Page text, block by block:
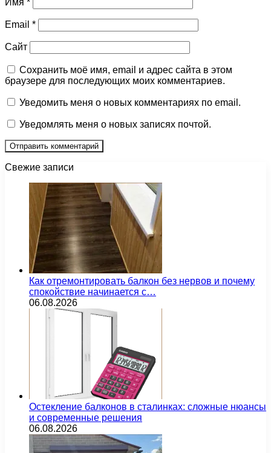
Имя *
Email *
Сайт
Сохранить моё имя, email и адрес сайта в этом
браузере для последующих моих комментариев.
Уведомить меня о новых комментариях по email.
Уведомлять меня о новых записях почтой.
Свежие записи
Как отремонтировать балкон без нервов и почему
спокойствие начинается с…
06.08.2026
Остекление балконов в сталинках: сложные нюансы
и современные решения
06.08.2026